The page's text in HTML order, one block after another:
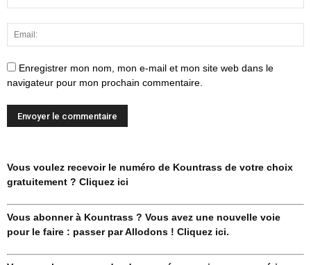
Enregistrer mon nom, mon e-mail et mon site web dans le
navigateur pour mon prochain commentaire.
Vous voulez recevoir le numéro de Kountrass de votre choix
gratuitement ? Cliquez ici
Vous abonner à Kountrass ? Vous avez une nouvelle voie
pour le faire : passer par Allodons ! Cliquez ici.